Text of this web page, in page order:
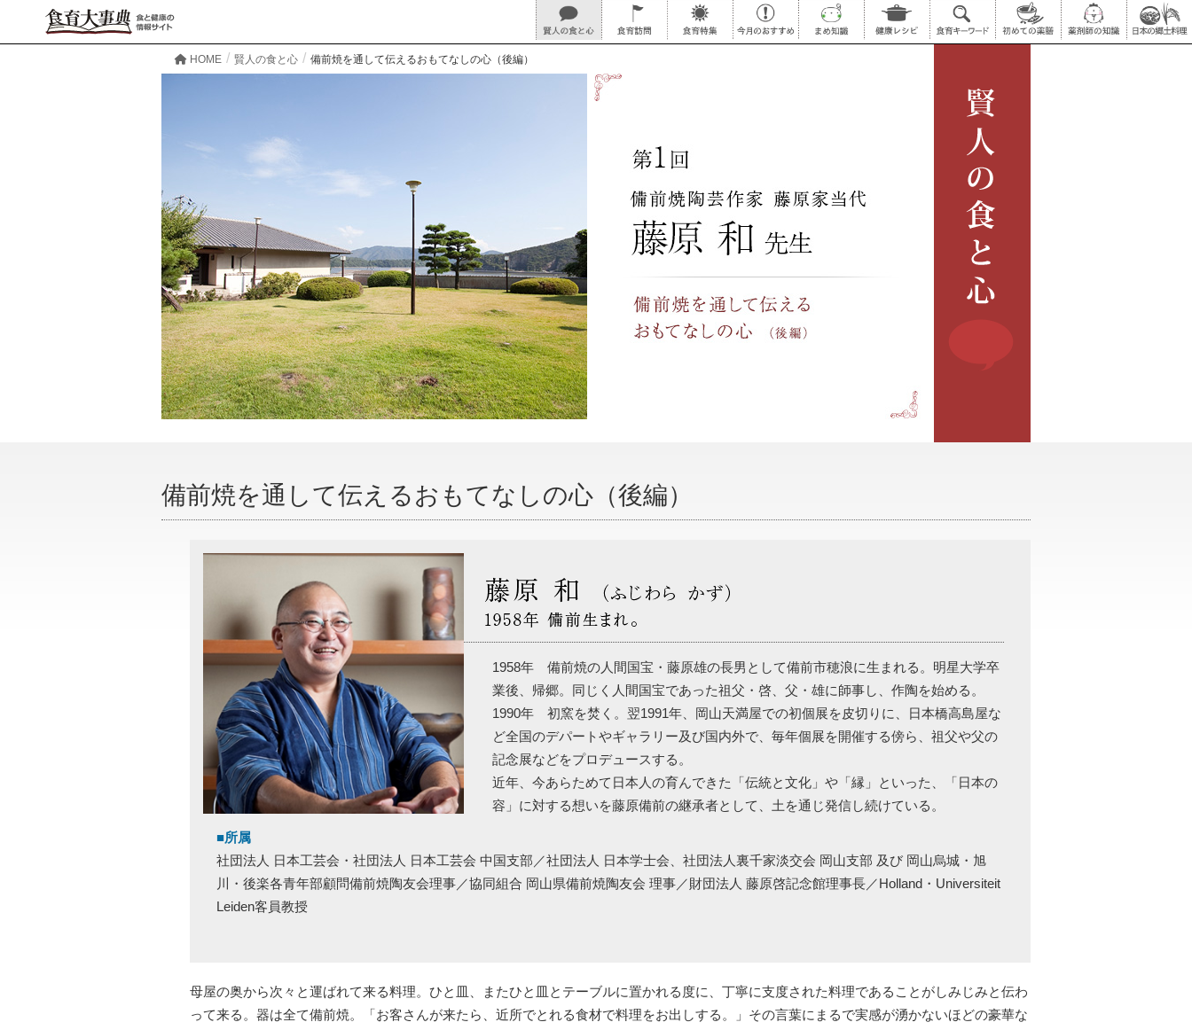
HOME 賢人の食と心 備前焼を通して伝えるおもてなしの心（後編）
備前焼を通して伝えるおもてなしの心（後編）
1958年 備前焼の人間国宝・藤原雄の長男として備前市穂浪に生まれる。明星大学卒
業後、帰郷。同じく人間国宝であった祖父・啓、父・雄に師事し、作陶を始める。
1990年 初窯を焚く。翌1991年、岡山天満屋での初個展を皮切りに、日本橋高島屋な
ど全国のデパートやギャラリー及び国内外で、毎年個展を開催する傍ら、祖父や父の
記念展などをプロデュースする。
近年、今あらためて日本人の育んできた「伝統と文化」や「縁」といった、「日本の
容」に対する想いを藤原備前の継承者として、土を通じ発信し続けている。
■所属
社団法人 日本工芸会・社団法人 日本工芸会 中国支部／社団法人 日本学士会、社団法人裏千家淡交会 岡山支部 及び 岡山烏城・旭
川・後楽各青年部顧問備前焼陶友会理事／協同組合 岡山県備前焼陶友会 理事／財団法人 藤原啓記念館理事長／Holland・Universiteit
Leiden客員教授
母屋の奥から次々と運ばれて来る料理。ひと皿、またひと皿とテーブルに置かれる度に、丁寧に支度された料理であることがしみじみと伝わ
って来る。器は全て備前焼。「お客さんが来たら、近所でとれる食材で料理をお出しする。」その言葉にまるで実感が湧かないほどの豪華な